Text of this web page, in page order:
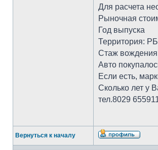
Для расчета
Рыночная
Год выпуска
Территория:
Стаж
Авто
Если есть,
Сколько лет у
тел.8029
Вернуться к началу